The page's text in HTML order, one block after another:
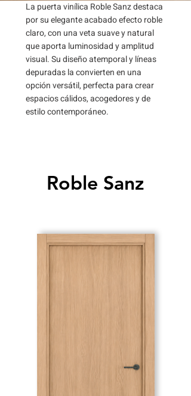
La puerta vinílica Roble Sanz destaca
por su elegante acabado efecto roble
claro, con una veta suave y natural
que aporta luminosidad y amplitud
visual. Su diseño atemporal y líneas
depuradas la convierten en una
opción versátil, perfecta para crear
espacios cálidos, acogedores y de
estilo contemporáneo.
Roble Sanz